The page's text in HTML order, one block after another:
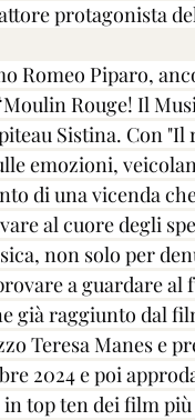
protagonista
Romeo Piparo,
Rouge! Il
Sistina. Con "Il
emozioni,
di una vicenda
al cuore degli
non solo per
a guardare
già raggiunto dal
Teresa Manes e
2024 e poi
in top ten dei film